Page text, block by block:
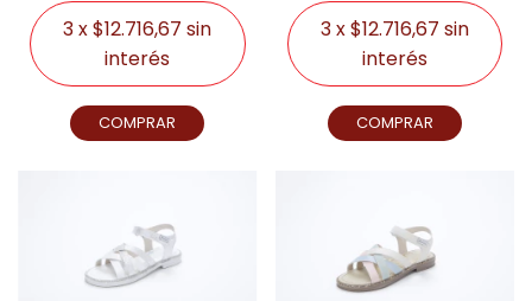
3x$12.716,67 sin
interés
COMPRAR
3x$12.716,67 sin
interés
COMPRAR